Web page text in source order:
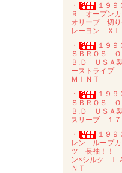
・
１９９
Ｒ オープン
オリーブ 切
レーヨン Ｘ
・
１９９
ＳＢＲＯＳ
Ｂ.Ｄ ＵＳＡ
ーストライプ
ＭＩＮＴ
・
１９９
ＳＢＲＯＳ
Ｂ.Ｄ ＵＳＡ
スリーブ １
・
１９９
レン ループカ
ツ 長袖！！
ン×シルク Ｌ
ＮＴ